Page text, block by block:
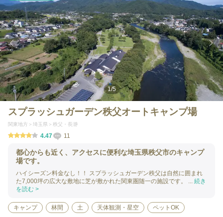
1/5
スプラッシュガーデン秩父オートキャンプ場
関東地方 埼玉県 秩父・長瀞
4.47 11
都心からも近く、アクセスに便利な埼玉県秩父市のキャンプ
場です。
ハイシーズン料金なし！！ スプラッシュガーデン秩父は自然に囲まれ
た7,000坪の広大な敷地に芝が敷かれた関東圏随一の施設です。 ... 続き
を読む >
キャンプ 林間 土 天体観測・星空 ペットOK